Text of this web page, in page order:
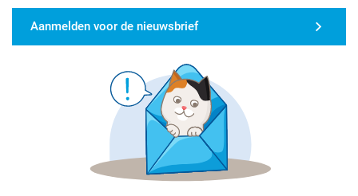
Aanmelden voor de nieuwsbrief